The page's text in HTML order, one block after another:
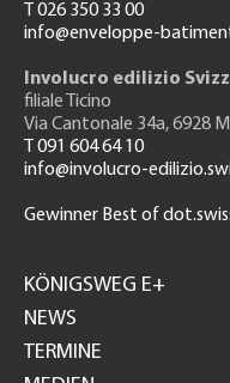
T 026 350 33 00
info@enveloppe-
Involucro edilizio
filiale Ticino
Via Cantonale 34a, 6928
T 091 604 64 10
info@involucro-
Gewinner Best of
GH
KÖNIGSWEG E+
NEWS
TERMINE